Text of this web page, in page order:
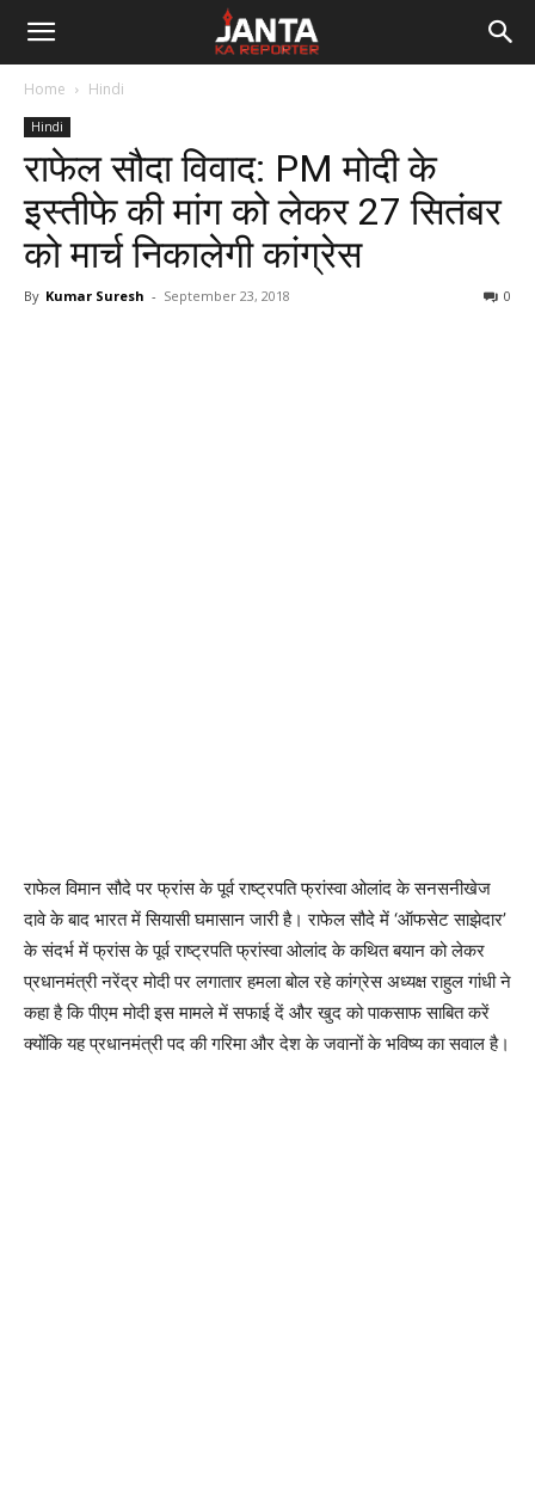
Janta
Reporter
Home Hindi
Hindi
राफेल सौदा विवाद: PM मोदी के
इस्तीफे की मांग को लेकर 27 सितंबर
को मार्च निकालेगी कांग्रेस
By Kumar Suresh - September 23, 2018 0
राफेल विमान सौदे पर फ्रांस के पूर्व राष्ट्रपति फ्रांस्वा ओलांद के सनसनीखेज
दावे के बाद भारत में सियासी घमासान जारी है। राफेल सौदे में ‘ऑफसेट साझेदार’
के संदर्भ में फ्रांस के पूर्व राष्ट्रपति फ्रांस्वा ओलांद के कथित बयान को लेकर
प्रधानमंत्री नरेंद्र मोदी पर लगातार हमला बोल रहे कांग्रेस अध्यक्ष राहुल गांधी ने
कहा है कि पीएम मोदी इस मामले में सफाई दें और खुद को पाकसाफ साबित करें
क्योंकि यह प्रधानमंत्री पद की गरिमा और देश के जवानों के भविष्य का सवाल है।